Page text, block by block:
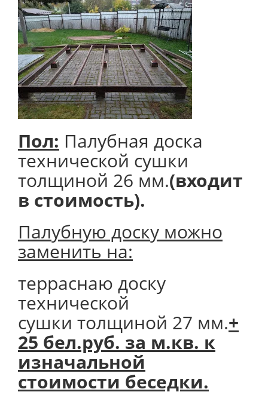
Пол: Палубная доска
технической сушки
толщиной 26 мм.(входит
в стоимость).
Палубную доску можно
заменить на:
терраснаю доску
технической
сушки толщиной 27 мм.+
25 бел.руб. за м.кв. к
изначальной
стоимости беседки.